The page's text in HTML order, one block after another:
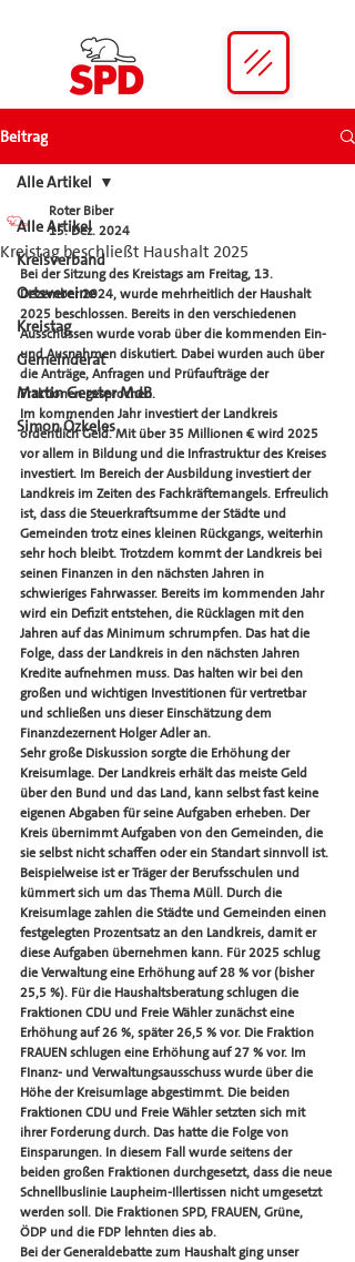
Beitrag
Alle Artikel
Kreisverband
Ortsvereine
Kreistag
Gemeinderat
Martin Gerster MdB
Simon Özkeles
Alle Artikel
Kreistag beschließt Haushalt 2025
Roter Biber
15. Dez. 2024
Bei der Sitzung des Kreistags am Freitag, 13.
Dezember 2024, wurde mehrheitlich der Haushalt
2025 beschlossen. Bereits in den verschiedenen
Ausschüssen wurde vorab über die kommenden Ein-
und Ausnahmen diskutiert. Dabei wurden auch über
die Anträge, Anfragen und Prüfaufträge der
Fraktionen gesprochen.
Im kommenden Jahr investiert der Landkreis
ordentlich Geld. Mit über 35 Millionen € wird 2025
vor allem in Bildung und die Infrastruktur des Kreises
investiert. Im Bereich der Ausbildung investiert der
Landkreis im Zeiten des Fachkräftemangels. Erfreulich
ist, dass die Steuerkraftsumme der Städte und
Gemeinden trotz eines kleinen Rückgangs, weiterhin
sehr hoch bleibt. Trotzdem kommt der Landkreis bei
seinen Finanzen in den nächsten Jahren in
schwieriges Fahrwasser. Bereits im kommenden Jahr
wird ein Defizit entstehen, die Rücklagen mit den
Jahren auf das Minimum schrumpfen. Das hat die
Folge, dass der Landkreis in den nächsten Jahren
Kredite aufnehmen muss. Das halten wir bei den
großen und wichtigen Investitionen für vertretbar
und schließen uns dieser Einschätzung dem
Finanzdezernent Holger Adler an.
Sehr große Diskussion sorgte die Erhöhung der
Kreisumlage. Der Landkreis erhält das meiste Geld
über den Bund und das Land, kann selbst fast keine
eigenen Abgaben für seine Aufgaben erheben. Der
Kreis übernimmt Aufgaben von den Gemeinden, die
sie selbst nicht schaffen oder ein Standart sinnvoll ist.
Beispielweise ist er Träger der Berufsschulen und
kümmert sich um das Thema Müll. Durch die
Kreisumlage zahlen die Städte und Gemeinden einen
festgelegten Prozentsatz an den Landkreis, damit er
diese Aufgaben übernehmen kann. Für 2025 schlug
die Verwaltung eine Erhöhung auf 28 % vor (bisher
25,5 %). Für die Haushaltsberatung schlugen die
Fraktionen CDU und Freie Wähler zunächst eine
Erhöhung auf 26 %, später 26,5 % vor. Die Fraktion
FRAUEN schlugen eine Erhöhung auf 27 % vor. Im
FInanz- und Verwaltungsausschuss wurde über die
Höhe der Kreisumlage abgestimmt. Die beiden
Fraktionen CDU und Freie Wähler setzten sich mit
ihrer Forderung durch. Das hatte die Folge von
Einsparungen. In diesem Fall wurde seitens der
beiden großen Fraktionen durchgesetzt, dass die neue
Schnellbuslinie Laupheim-Illertissen nicht umgesetzt
werden soll. Die Fraktionen SPD, FRAUEN, Grüne,
ÖDP und die FDP lehnten dies ab.
Bei der Generaldebatte zum Haushalt ging unser